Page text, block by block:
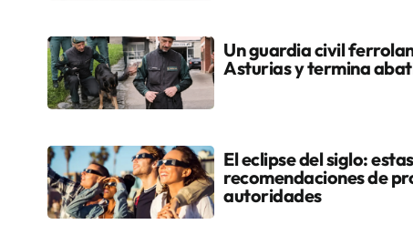
Un guardia civil
Asturias y termina
El eclipse del siglo:
recomendaciones de
autoridades